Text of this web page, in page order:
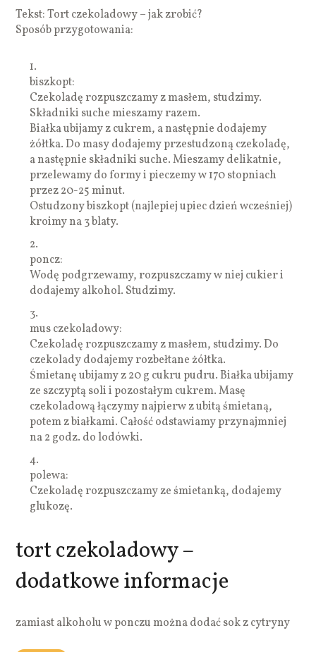
Tekst: Tort czekoladowy – jak zrobić?
Sposób przygotowania:
1.
biszkopt:
Czekoladę rozpuszczamy z masłem, studzimy.
Składniki suche mieszamy razem.
Białka ubijamy z cukrem, a następnie dodajemy
żółtka. Do masy dodajemy przestudzoną czekoladę,
a następnie składniki suche. Mieszamy delikatnie,
przelewamy do formy i pieczemy w 170 stopniach
przez 20-25 minut.
Ostudzony biszkopt (najlepiej upiec dzień wcześniej)
kroimy na 3 blaty.
2.
poncz:
Wodę podgrzewamy, rozpuszczamy w niej cukier i
dodajemy alkohol. Studzimy.
3.
mus czekoladowy:
Czekoladę rozpuszczamy z masłem, studzimy. Do
czekolady dodajemy rozbełtane żółtka.
Śmietanę ubijamy z 20 g cukru pudru. Białka ubijamy
ze szczyptą soli i pozostałym cukrem. Masę
czekoladową łączymy najpierw z ubitą śmietaną,
potem z białkami. Całość odstawiamy przynajmniej
na 2 godz. do lodówki.
4.
polewa:
Czekoladę rozpuszczamy ze śmietanką, dodajemy
glukozę.
tort czekoladowy –
dodatkowe informacje
zamiast alkoholu w ponczu można dodać sok z cytryny